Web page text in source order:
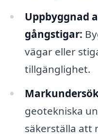
Uppbyggnad
gångstigar:
vägar eller
tillgänglighet.
geotekniska
säkerställa att